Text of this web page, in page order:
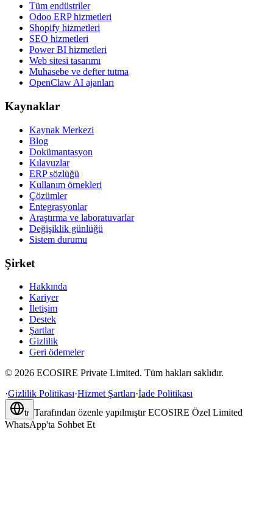
Tüm endüstriler
Odoo ERP hizmetleri
Shopify hizmetleri
SEO hizmetleri
Power BI hizmetleri
Web sitesi tasarımı
Muhasebe ve defter tutma
OpenClaw AI ajanları
Kaynaklar
Kaynak Merkezi
Blog
Dokümantasyon
Kılavuzlar
ERP sözlüğü
Kullanım örnekleri
Çözümler
Entegrasyonlar
Araştırma ve laboratuvarlar
Değişiklik günlüğü
Sistem durumu
Şirket
Hakkında
Kariyer
İletişim
Destek
Şartlar
Gizlilik
Geri ödemeler
© 2026 ECOSIRE Private Limited. Tüm hakları saklıdır.
·Gizlilik Politikası·Hizmet Şartları·İade Politikası
tr Tarafından özenle yapılmıştır ECOSIRE Özel Limited
WhatsApp'ta Sohbet Et